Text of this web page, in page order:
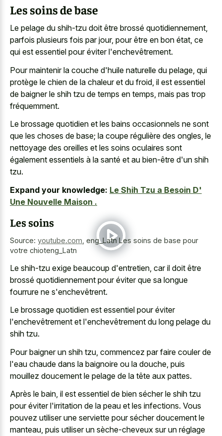
Les soins de base
Le pelage du shih-tzu doit être brossé quotidiennement,
parfois plusieurs fois par jour, pour être en bon état, ce
qui est essentiel pour éviter l'enchevêtrement.
Pour maintenir la couche d'huile naturelle du pelage, qui
protège le chien de la chaleur et du froid, il est essentiel
de baigner le shih tzu de temps en temps, mais pas trop
fréquemment.
Le brossage quotidien et les bains occasionnels ne sont
que les choses de base; la coupe régulière des ongles, le
nettoyage des oreilles et les soins oculaires sont
également essentiels à la santé et au bien-être d'un shih
tzu.
Expand your knowledge: Le Shih Tzu a Besoin D'
Une Nouvelle Maison .
Les soins
Source: youtube.com eng_Latn Les soins de base pour
votre chioteng_Latn
Le shih-tzu exige beaucoup d'entretien, car il doit être
brossé quotidiennement pour éviter que sa longue
fourrure ne s'enchevêtrent.
Le brossage quotidien est essentiel pour éviter
l'enchevêtrement et l'enchevêtrement du long pelage du
shih tzu.
Pour baigner un shih tzu, commencez par faire couler de
l'eau chaude dans la baignoire ou la douche, puis
mouillez doucement le pelage de la tête aux pattes.
Après le bain, il est essentiel de bien sécher le shih tzu
pour éviter l'irritation de la peau et les infections. Vous
pouvez utiliser une serviette pour sécher doucement le
manteau, puis utiliser un sèche-cheveux sur un réglage